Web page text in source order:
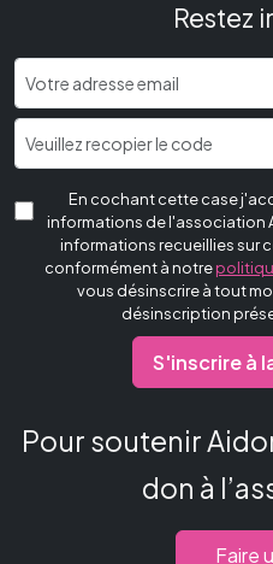
Restez
En cochant cette case
informations de l'association
informations recueillies sur
conformément à notre
vous désinscrire à tout
désinscription
S'inscrire à
Pour soutenir
don à
Faire